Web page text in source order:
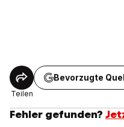
Teilen
Bevorzugte
Fehler gefunden?